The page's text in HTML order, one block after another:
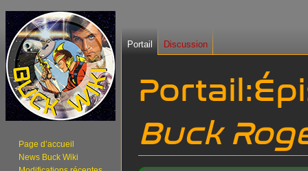
Buck
Portail Discussion
Page d’accueil
News Buck Wiki